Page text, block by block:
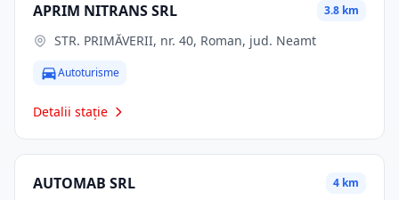
APRIM NITRANS SRL 3.8 km
STR. PRIMĂVERII, nr. 40, Roman, jud. Neamt
Autoturisme
Detalii stație
AUTOMAB SRL 4 km